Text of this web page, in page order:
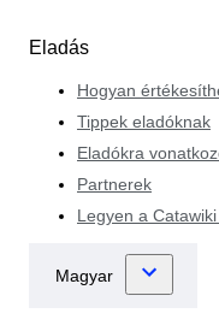
Eladás
Hogyan
Tippek eladóknak
Eladókra
Partnerek
Legyen a